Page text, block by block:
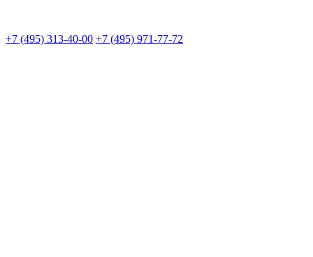
+7 (495) 313-40-00 +7 (495) 971-77-72